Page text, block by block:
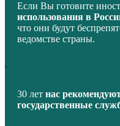
Если Вы готовите
использования в
что они будут
ведомстве страны.
30 лет нас
государственные